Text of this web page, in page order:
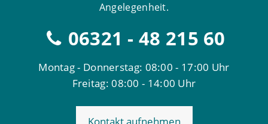
Angelegenheit.
06321 - 48 215 60
Montag - Donnerstag: 08:00 - 17:00 Uhr
Freitag: 08:00 - 14:00 Uhr